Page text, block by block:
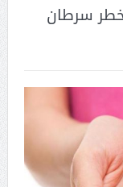
سرطان